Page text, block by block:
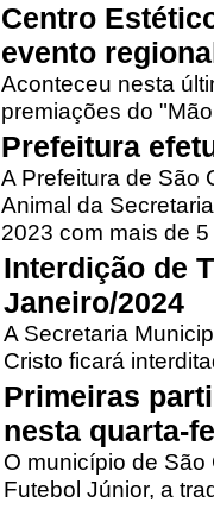
Centro
evento
Aconteceu nesta
premiações do
Prefeitura
A Prefeitura de São
Animal da
2023 com mais de 5
Interdição de
Janeiro/2024
A Secretaria
Cristo ficará
Primeiras
nesta quarta-
O município de
Futebol Júnior, a